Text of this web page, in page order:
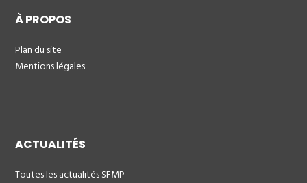
À PROPOS
Plan du site
Mentions légales
ACTUALITÉS
Toutes les actualités SFMP